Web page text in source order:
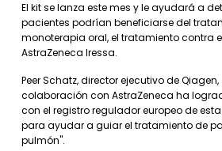
El kit se lanza este mes y le ayudará a
pacientes podrían beneficiarse del
monoterapia oral, el tratamiento contra
AstraZeneca Iressa.
Peer Schatz, director ejecutivo de Qiagen,
colaboración con AstraZeneca ha
con el registro regulador europeo de
para ayudar a guiar el tratamiento de
pulmón".